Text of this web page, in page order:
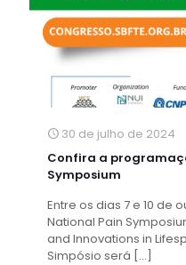
30 de julho de 2024
Confira a
Symposium
Entre os dias 7 e 10 de
National Pain
and Innovations in
Simpósio será […]